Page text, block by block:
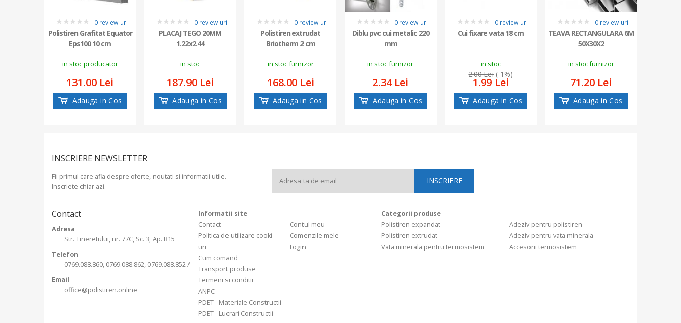
0
0 review-uri
Polistiren Grafitat Equator
Eps100 10 cm
in stoc producator
131.00 Lei
Adauga in Cos
0 review-uri
PLACAJ TEGO 20MM
1.22x2.44
in stoc
187.90 Lei
Adauga in Cos
0 review-uri
Polistiren extrudat
Briotherm 2 cm
in stoc furnizor
168.00 Lei
Adauga in Cos
0
0 review-uri
Diblu pvc cui metalic 220
mm
in stoc furnizor
2.34 Lei
Adauga in Cos
0 review-uri
Cui fixare vata 18 cm
in stoc
2.00 Lei(-1%)
1.99 Lei
Adauga in Cos
0
0 review-uri
TEAVA RECTANGULARA 6M
50X30X2
in stoc furnizor
71.20 Lei
Adauga in Cos
INSCRIERE NEWSLETTER
Fii primul care afla despre oferte, noutati si informatii utile.
Inscriete chiar azi.
Contact
Adresa
Str. Tineretului, nr. 77C, Sc. 3, Ap. B15
Telefon
0769.088.860, 0769.088.862, 0769.088.852 /
Email
office@polistiren.online
Informatii site
Contact
Politica de utilizare cooki-
uri
Cum comand
Transport produse
Termeni si conditii
ANPC
PDET - Materiale Constructii
PDET - Lucrari Constructii
Contul meu
Comenzile mele
Login
Categorii produse
Polistiren expandat
Polistiren extrudat
Vata minerala pentru termosistem
Adeziv pentru polistiren
Adeziv pentru vata minerala
Accesorii termosistem